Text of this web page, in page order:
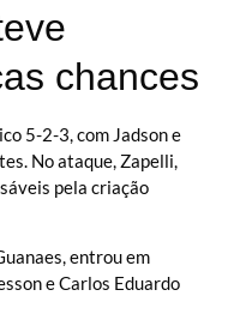
chances
5-2-3, com Jadson e
No ataque, Zapelli,
pela criação
entrou em
e Carlos Eduardo